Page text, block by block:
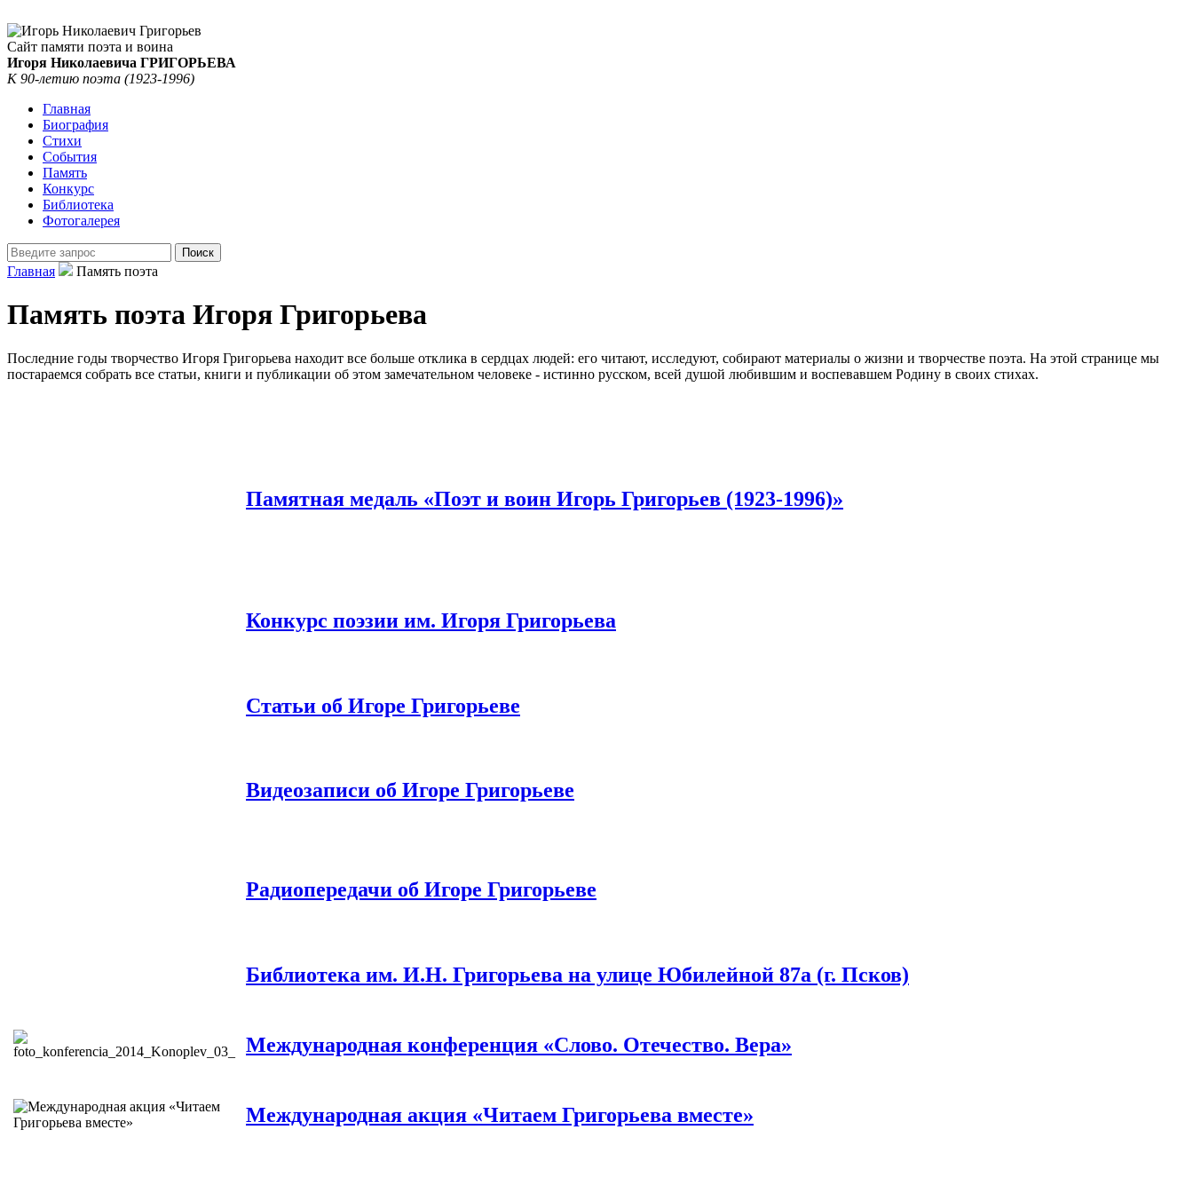
Сайт памяти поэта и воина
Игоря Николаевича ГРИГОРЬЕВА
К 90-летию поэта (1923-1996)
Главная
Биография
Стихи
События
Память
Конкурс
Библиотека
Фотогалерея
Главная Память поэта
Память поэта Игоря Григорьева
Последние годы творчество Игоря Григорьева находит все больше отклика в сердцах людей: его читают, исследуют, собирают материалы о жизни и творчестве поэта. На этой странице мы
постараемся собрать все статьи, книги и публикации об этом замечательном человеке - истинно русском, всей душой любившим и воспевавшем Родину в своих стихах.
Памятная медаль «Поэт и воин Игорь Григорьев (1923-1996)»
Конкурс поэзии им. Игоря Григорьева
Статьи об Игоре Григорьеве
Видеозаписи об Игоре Григорьеве
Радиопередачи об Игоре Григорьеве
Библиотека им. И.Н. Григорьева на улице Юбилейной 87а (г. Псков)
Международная конференция «Слово. Отечество. Вера»
Международная акция «Читаем Григорьева вместе»